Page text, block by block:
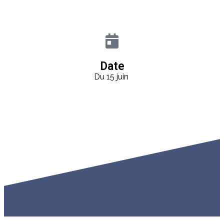
Date
Du 15 juin